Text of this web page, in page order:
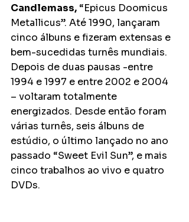
Candlemass, “Epicus Doomicus
Metallicus”. Até 1990, lançaram
cinco álbuns e fizeram extensas e
bem-sucedidas turnês mundiais.
Depois de duas pausas -entre
1994 e 1997 e entre 2002 e 2004
– voltaram totalmente
energizados. Desde então foram
várias turnês, seis álbuns de
estúdio, o último lançado no ano
passado “Sweet Evil Sun”, e mais
cinco trabalhos ao vivo e quatro
DVDs.